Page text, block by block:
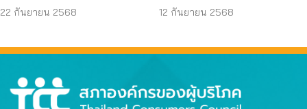
ปลอดภัย ทั้งเฝ้าระวัง-แก้
22 กันยายน 2568
ช่วยผู้บริโภคด้วยหัวใจ
12 กันยายน 2568